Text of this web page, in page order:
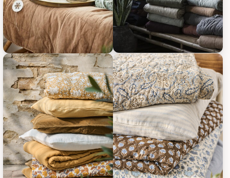
IB Laursen Vintage Quilt unifarben, Bild 7IB Laursen Vintage Quilt